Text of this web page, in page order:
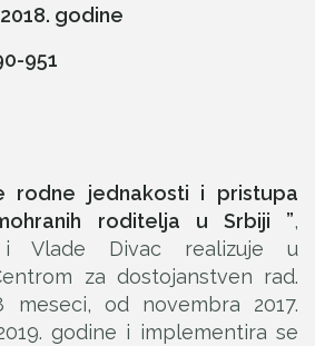
godine
951
rodne jednakosti i pristupa
roditelja u Srbiji ”,
i Vlade Divac realizuje u
za dostojanstven rad.
meseci, od novembra 2017.
godine i implementira se